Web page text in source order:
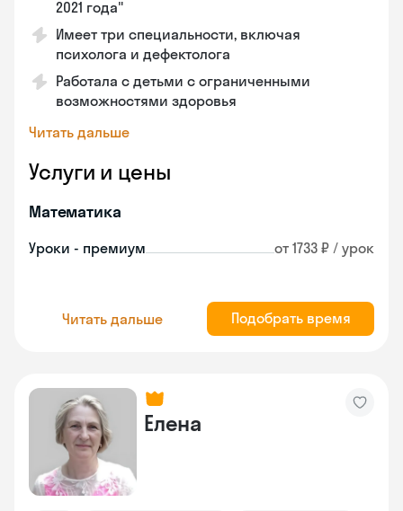
2021 года"
Имеет три специальности, включая
психолога и дефектолога
Работала с детьми с ограниченными
возможностями здоровья
Читать дальше
Услуги и цены
Математика
Уроки - премиум от 1733 ₽ / урок
Читать дальше Подобрать время
Елена